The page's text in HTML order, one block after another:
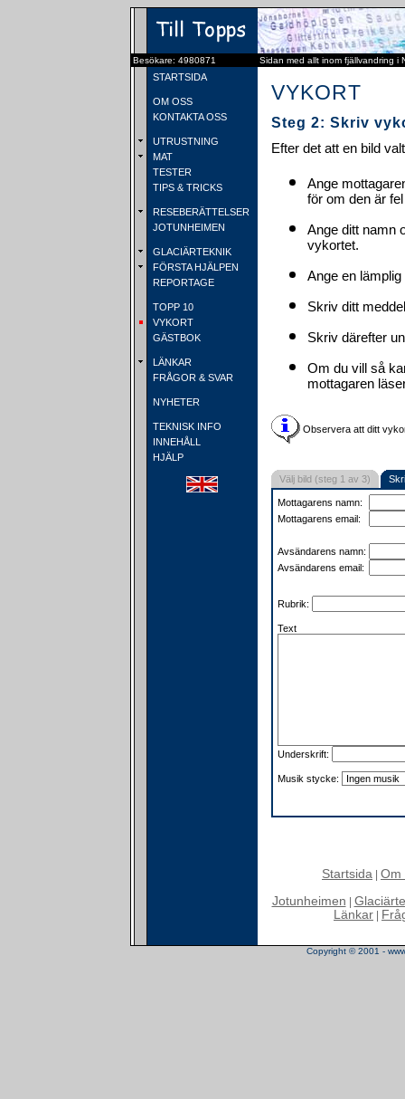
Besökare: 4980871 Sidan med allt inom fjällvandring i
STARTSIDA
OM OSS
KONTAKTA OSS
UTRUSTNING
MAT
TESTER
TIPS & TRICKS
RESEBERÄTTELSER
JOTUNHEIMEN
GLACIÄRTEKNIK
FÖRSTA HJÄLPEN
REPORTAGE
TOPP 10
VYKORT
GÄSTBOK
LÄNKAR
FRÅGOR & SVAR
NYHETER
TEKNISK INFO
INNEHÅLL
HJÄLP
VYKORT
Steg 2: Skriv
Efter det att en bild
Ange
för om den är
Ange ditt namn
vykortet.
Ange en lämplig
Skriv ditt
Skriv därefter
Om du vill så
mottagaren
Observera att ditt
Välj bild (steg 1 av 3)
Mottagarens namn:
Mottagarens email:
Avsändarens namn:
Avsändarens email:
Rubrik:
Text
Underskrift:
Musik stycke:
Startsida Om
Jotunheimen
Länkar
Copyright © 2001 -